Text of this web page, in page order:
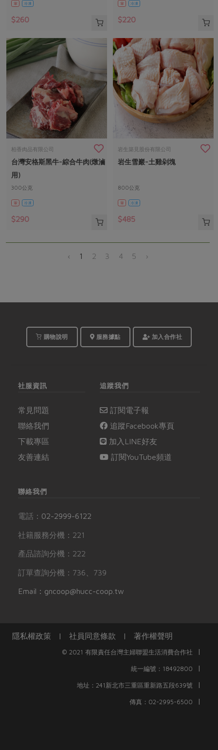
葷 冷凍
$260
葷 冷凍
$220
柏香肉品有限公司
台灣安格斯黑牛-綜合牛肉(燉滷
用)
300公克
葷 冷凍
$290
岩生築見股份有限公司
岩生雪巖-土雞剁塊
800公克
葷 冷凍
$485
‹ 1 2 3 4 5 ›
購物說明 服務據點 加入合作社
社服資訊
常見問題
聯絡我們
下載專區
友善連結
追蹤我們
訂閱電子報
追蹤Facebook專頁
加入LINE好友
訂閱YouTube頻道
聯絡我們
電話： 02-2999-6122
社籍服務分機：221
產品諮詢分機：222
訂單查詢分機：736、739
Email：gncoop@hucc-coop.tw
隱私權政策 | 社員同意條款 | 著作權聲明
© 2021 有限責任台灣主婦聯盟生活消費合作社 |
統一編號：18492800 |
地址：241新北市三重區重新路五段639號 |
傳真：02-2995-6500 |